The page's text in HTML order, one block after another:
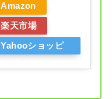
Amazon
楽天市場
Yahooショッピ